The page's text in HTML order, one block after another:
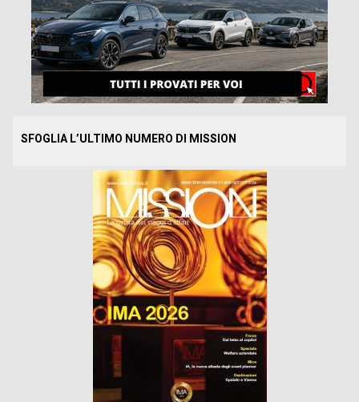
SFOGLIA L’ULTIMO NUMERO DI MISSION